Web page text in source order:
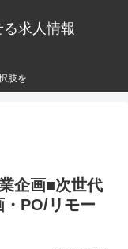
求人情報
肢を
企画■次世代
PO/リモー